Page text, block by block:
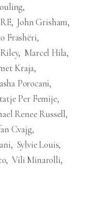
John Grisham
Frashëri
Marcel Hila
Kraja
Porocani
Per Femije
Renee Russell
Cvajg
Sylvie Louis
Vili Minarolli